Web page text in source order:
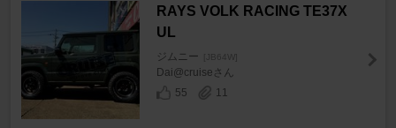
RAYS VOLK RACING TE37X
UL
ジムニー [JB64W]
Dai@cruiseさん
55
11